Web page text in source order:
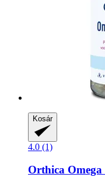
Kosár
4.0 (1)
Orthica